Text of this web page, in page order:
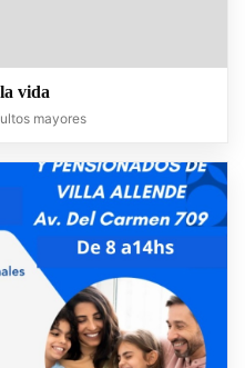
vida
mayores